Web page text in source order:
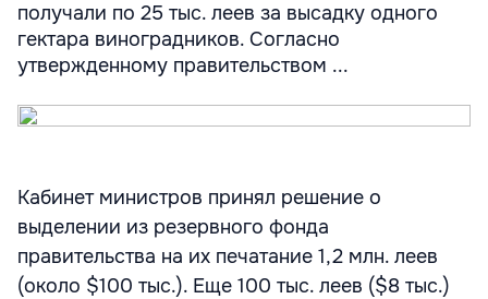
получали по 25 тыс. леев за высадку одного
гектара виноградников. Согласно
утвержденному правительством ...
Кабинет министров принял решение о
выделении из резервного фонда
правительства на их печатание 1,2 млн. леев
(около $100 тыс.). Еще 100 тыс. леев ($8 тыс.)